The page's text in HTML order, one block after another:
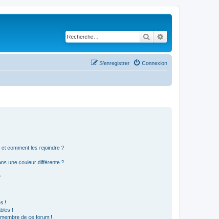
Rechercher
Connexion
S’enregistrer
comment les rejoindre ?
une couleur différente ?
!
!
de ce forum !